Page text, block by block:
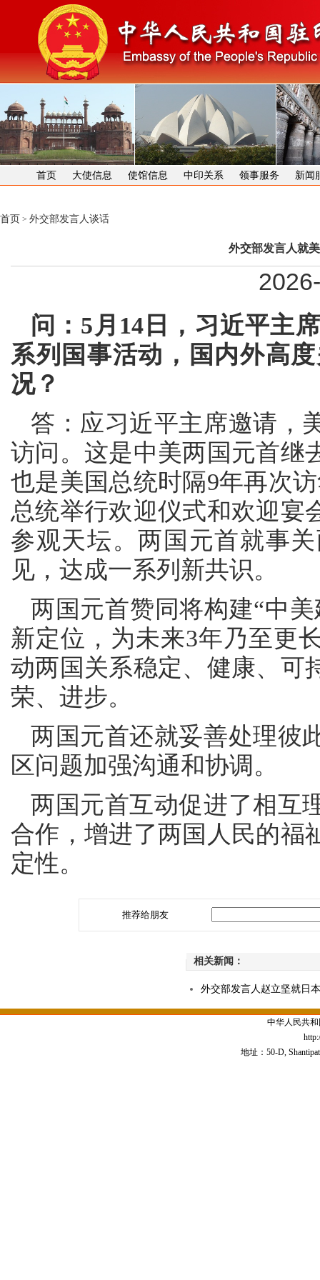
首页 大使信息 使馆信息 中印关系 领事服务 新闻
首页 > 外交部发言人谈话
外交部发言人就
问：5月14日，习近平主
系列国事活动，国内外高
况？
答：应习近平主席邀请，
访问。这是中美两国元首继
也是美国总统时隔9年再次
总统举行欢迎仪式和欢迎宴
参观天坛。两国元首就事
见，达成一系列新共识。
两国元首赞同将构建“中
新定位，为未来3年乃至更
动两国关系稳定、健康、可
荣、进步。
两国元首还就妥善处理彼
区问题加强沟通和协调。
两国元首互动促进了相互
合作，增进了两国人民的福
定性。
推荐给朋友
相关新闻：
外交部发言人赵立坚就日
中华人民共
地址：50-D,